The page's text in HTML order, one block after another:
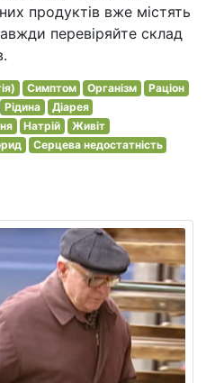
продуктів вже містять
перевіряйте склад
Симптом Організм
Раціон
Рідина
Діарея
Натрій
Живіт
Серцева недостатність